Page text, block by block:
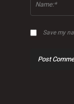
Save my